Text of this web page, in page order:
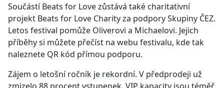
Součástí Beats for Love zůstává také charitativní
projekt Beats for Love Charity za podpory Skupiny ČEZ.
Letos festival pomůže Oliverovi a Michaelovi. Jejich
příběhy si můžete přečíst na webu festivalu, kde tak
naleznete QR kód přímou podporu.
Zájem o letošní ročník je rekordní. V předprodeji už